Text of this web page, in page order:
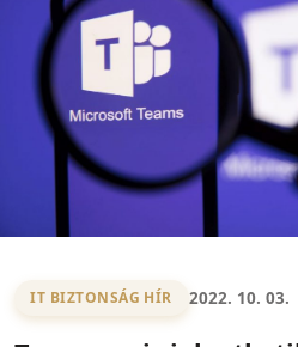
IT BIZTONSÁG HÍR 2022. 10. 03.